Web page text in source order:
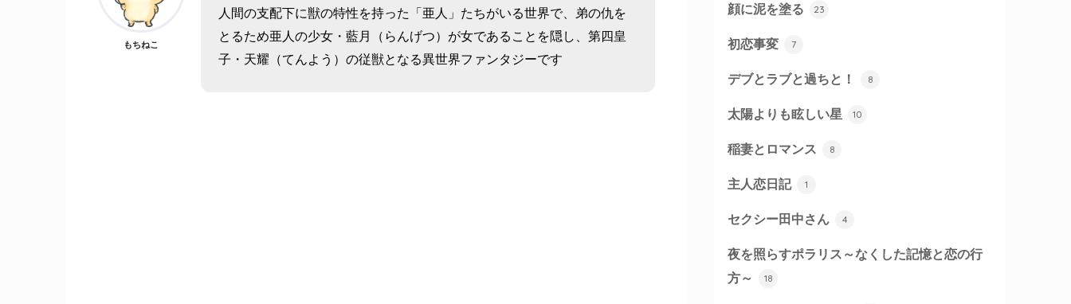
もちねこ
人間の支配下に獣の特性を持った「亜人」たちがいる世界で、弟の仇を
とるため亜人の少女・藍月（らんげつ）が女であることを隠し、第四皇
子・天耀（てんよう）の従獣となる異世界ファンタジーです
顔に泥を塗る 23
初恋事変 7
デブとラブと過ちと！ 8
太陽よりも眩しい星 10
稲妻とロマンス 8
主人恋日記 1
セクシー田中さん 4
夜を照らすポラリス～なくした記憶と恋の行
方～
18